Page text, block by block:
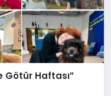
Götür Haftası”